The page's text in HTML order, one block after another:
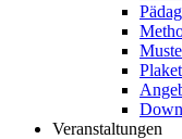
Veranstaltungen